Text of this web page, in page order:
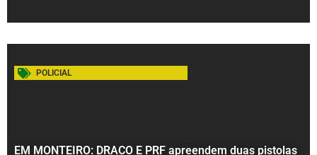
POLICIAL
EM MONTEIRO: DRACO E PRF apreendem duas pistolas